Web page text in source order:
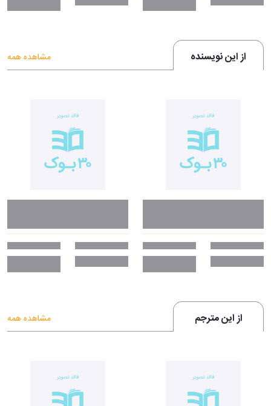
از این نویسنده مشاهده همه
از این مترجم مشاهده همه